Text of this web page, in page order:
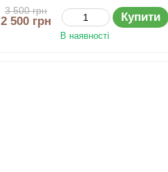
3 500 грн
2 500 грн Купити
В наявності